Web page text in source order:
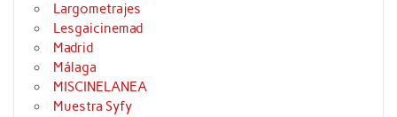
Largometrajes
Lesgaicinemad
Madrid
Málaga
MISCINELANEA
Muestra Syfy